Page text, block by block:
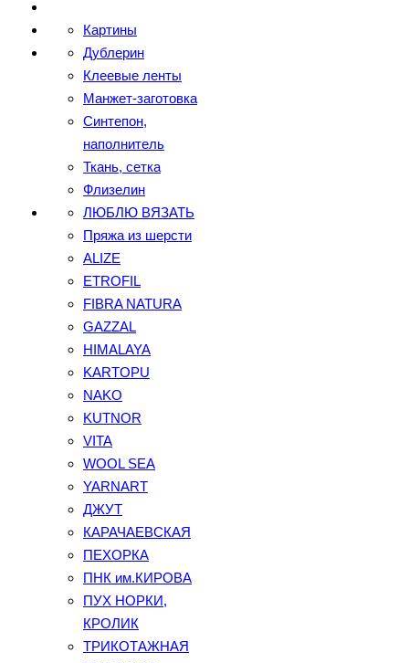
Картины
Дублерин
Клеевые ленты
Манжет-заготовка
Синтепон,
наполнитель
Ткань, сетка
Флизелин
ЛЮБЛЮ ВЯЗАТЬ
Пряжа из шерсти
ALIZE
ETROFIL
FIBRA NATURA
GAZZAL
HIMALAYA
KARTOPU
NAKO
KUTNOR
VITA
WOOL SEA
YARNART
ДЖУТ
КАРАЧАЕВСКАЯ
ПЕХОРКА
ПНК им.КИРОВА
ПУХ НОРКИ,
КРОЛИК
ТРИКОТАЖНАЯ